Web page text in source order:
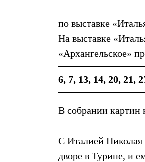
по выставке
На выставке
«Архангельское»
6, 7, 13, 14, 20, 21,
В собрании картин
С Италией Николая
дворе в Турине, и